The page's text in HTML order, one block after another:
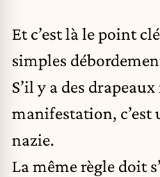
Et c’est là le point
simples
S’il y a des
manifestation,
nazie.
La même règle doit